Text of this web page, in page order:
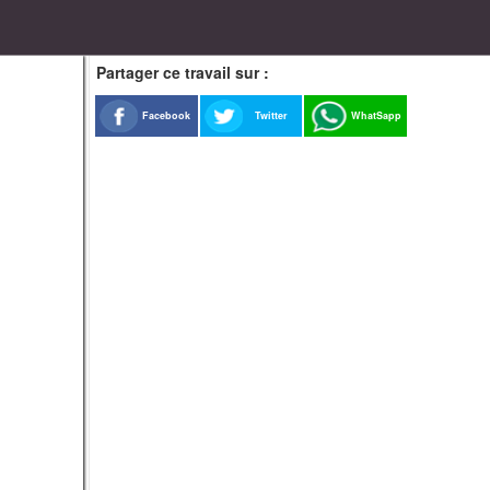
Partager ce travail sur :
Facebook Twitter WhatSapp